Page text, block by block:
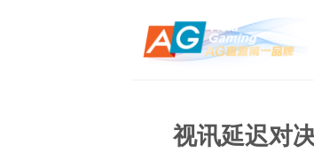
视讯延迟对